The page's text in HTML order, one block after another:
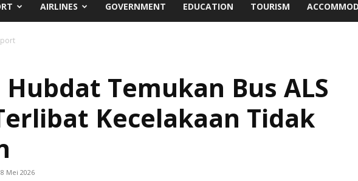
AIRLINES GOVERNMENT EDUCATION TOURISM
Temukan Bus ALS
Kecelakaan Tidak
8 Mei 2026